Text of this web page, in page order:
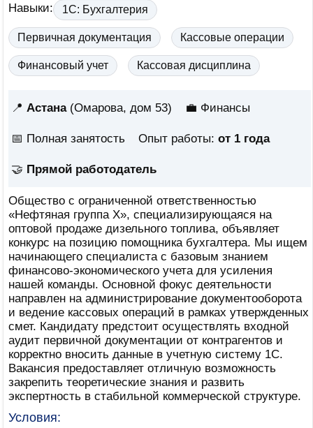
Навыки: 1C: Бухгалтерия
Первичная документация Кассовые операции
Финансовый учет Кассовая дисциплина
📍 Астана(Омарова, дом 53) 💼 Финансы
📅 Полная занятость Опыт работы: от 1 года
🤝 Прямой работодатель
Общество с ограниченной ответственностью
«Нефтяная группа X», специализирующаяся на
оптовой продаже дизельного топлива, объявляет
конкурс на позицию помощника бухгалтера. Мы ищем
начинающего специалиста с базовым знанием
финансово-экономического учета для усиления
нашей команды. Основной фокус деятельности
направлен на администрирование документооборота
и ведение кассовых операций в рамках утвержденных
смет. Кандидату предстоит осуществлять входной
аудит первичной документации от контрагентов и
корректно вносить данные в учетную систему 1С.
Вакансия предоставляет отличную возможность
закрепить теоретические знания и развить
экспертность в стабильной коммерческой структуре.
Условия: